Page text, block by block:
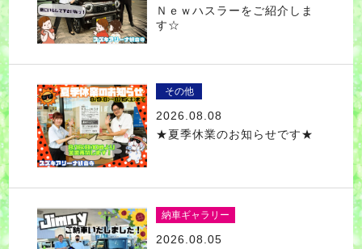
Ｎｅｗハスラーをご紹介しま
す☆
その他
2026.08.08
★夏季休業のお知らせです★
納車ギャラリー
2026.08.05